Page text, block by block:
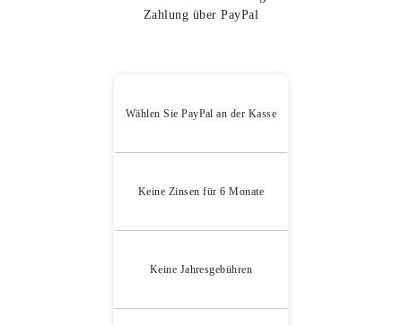
Zahlung über PayPal
Wählen Sie PayPal an der Kasse
Keine Zinsen für 6 Monate
Keine Jahresgebühren